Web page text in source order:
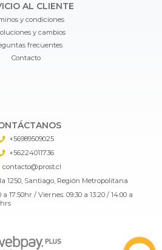
AL CLIENTE
y condiciones
y cambios
frecuentes
Contacto
+56989509025
+56224011736
contacto@prost.cl
1250, Santiago, Región Metropolitana
a 17:50hr / Viernes: 09:30 a 13:20 / 14:00 a
hrs